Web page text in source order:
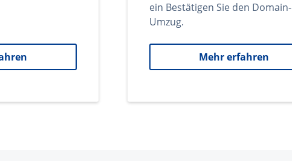
ein Bestätigen Sie den Domain-
Umzug.
Mehr erfahren